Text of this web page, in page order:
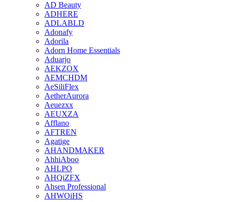
AD Beauty
ADHERE
ADLABLD
Adonafy
Adorila
Adorn Home Essentials
Aduarjo
AEKZOX
AEMCHDM
AeSiliFlex
AetherAurora
Aeuezxx
AEUXZA
Afflano
AFTREN
Agatige
AHANDMAKER
AhhiAboo
AHLPO
AHQiZFX
Ahsen Professional
AHWOiHS